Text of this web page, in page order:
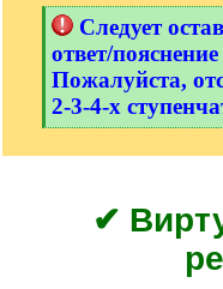
[
]
Следует
ответ/
Пожалуйста,
2-3-4-х
[
/
✔